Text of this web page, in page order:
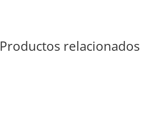
Productos relacionados